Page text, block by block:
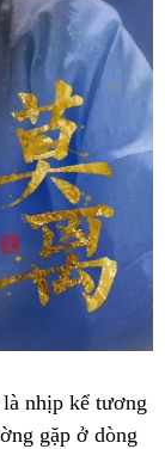
nhịp kể tương
gặp ở dòng